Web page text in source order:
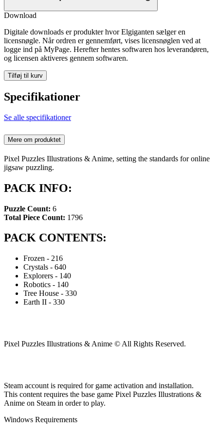
Download
Digitale downloads er produkter hvor Elgiganten sælger en
licensnøgle. Når ordren er gennemført, vises licensnøglen ved at
logge ind på MyPage. Herefter hentes softwaren hos leverandøren,
og licensen aktiveres gennem softwaren.
Tilføj til kurv
Specifikationer
Se alle specifikationer
Mere om produktet
Pixel Puzzles Illustrations & Anime, setting the standards for online
jigsaw puzzling.
PACK INFO:
Puzzle Count: 6
Total Piece Count: 1796
PACK CONTENTS:
Frozen - 216
Crystals - 640
Explorers - 140
Robotics - 140
Tree House - 330
Earth II - 330
Pixel Puzzles Illustrations & Anime © All Rights Reserved.
Steam account is required for game activation and installation.
This content requires the base game Pixel Puzzles Illustrations &
Anime on Steam in order to play.
Windows Requirements